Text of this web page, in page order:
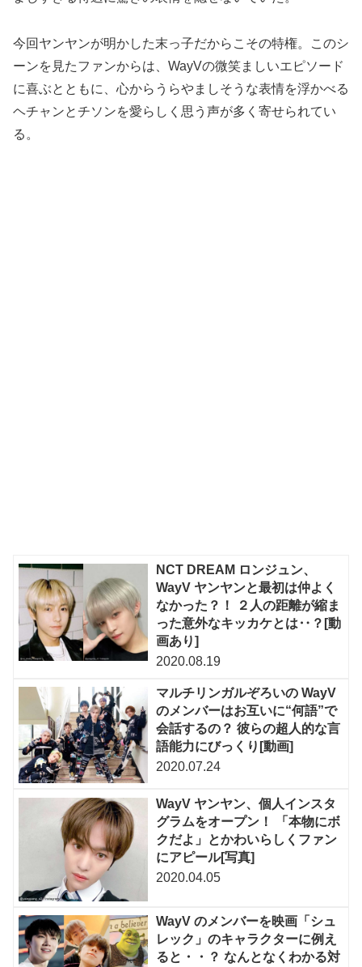
今回ヤンヤンが明かした末っ子だからこその特権。このシ
ーンを見たファンからは、WayVの微笑ましいエピソード
に喜ぶとともに、心からうらやましそうな表情を浮かべる
ヘチャンとチソンを愛らしく思う声が多く寄せられてい
る。
NCT DREAM ロンジュン、
WayV ヤンヤンと最初は仲よく
なかった？！ ２人の距離が縮ま
った意外なキッカケとは‥？[動
画あり]
2020.08.19
マルチリンガルぞろいの WayV
のメンバーはお互いに“何語”で
会話するの？ 彼らの超人的な言
語能力にびっくり[動画]
2020.07.24
WayV ヤンヤン、個人インスタ
グラムをオープン！ 「本物にボ
クだよ」とかわいらしくファン
にアピール[写真]
2020.04.05
WayV のメンバーを映画「シュ
レック」のキャラクターに例え
ると・・？ なんとなくわかる対